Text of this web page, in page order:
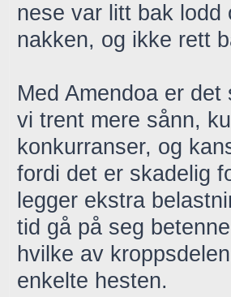
nese var litt bak
nakken, og ikke rett
Med Amendoa er
vi trent mere sånn,
konkurranser, og
fordi det er skadelig
legger ekstra
tid gå på seg
hvilke av
enkelte hesten.